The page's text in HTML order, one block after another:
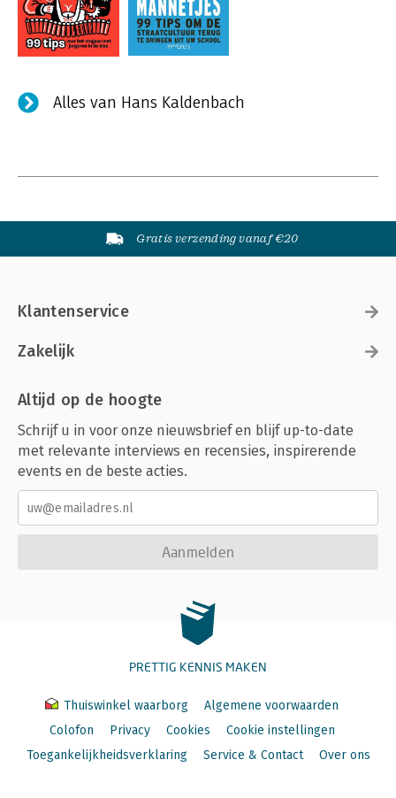
Alles van Hans Kaldenbach
Gratis verzending vanaf €20
Klantenservice
Zakelijk
Altijd op de hoogte
Schrijf u in voor onze nieuwsbrief en blijf up-to-date
met relevante interviews en recensies, inspirerende
events en de beste acties.
Aanmelden
PRETTIG KENNIS MAKEN
Thuiswinkel waarborg
Algemene voorwaarden
Colofon
Privacy Cookies
Cookie instellingen
Toegankelijkheidsverklaring
Service & Contact Over ons